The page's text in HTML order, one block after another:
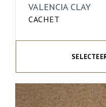
VALENCIA CLAY
CACHET